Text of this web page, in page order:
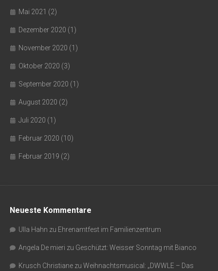
Mai 2021 (2)
Dezember 2020 (1)
November 2020 (1)
Oktober 2020 (3)
September 2020 (1)
August 2020 (2)
Juli 2020 (1)
Februar 2020 (10)
Februar 2019 (2)
Neueste Kommentare
Ulla Hahn zu Ehrenamtfest im Familienzentrum
Angela De mieri zu Geschützt: Weisser Sonntag mit Bianco
Krusch Christiane zu Weihnachtsmusical: „DWWLE – Das